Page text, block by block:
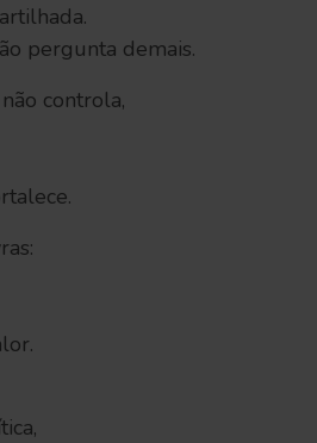
pergunta demais.
controla,